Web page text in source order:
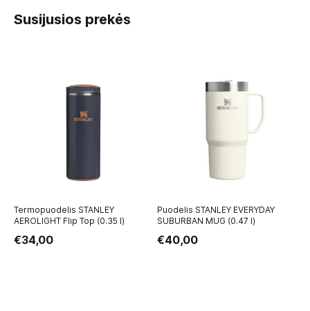
Susijusios prekės
Termopuodelis STANLEY
AEROLIGHT Flip Top (0.35 l)
€34,00
Puodelis STANLEY EVERYDAY
SUBURBAN MUG (0.47 l)
€40,00